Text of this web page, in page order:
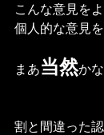
こんな意見を
個人的な意見
まあ当然か
割と間違った